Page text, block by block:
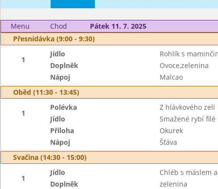
Menu Chod
Pátek 11. 7. 2025
Přesnídávka (9:00 - 9:30)
1
Jídlo
Rohlík s
Doplněk
Ovoce,zelenina
Nápoj
Malcao
Oběd (11:30 - 13:45)
1
Polévka
Z hlávkového zelí
Jídlo
Smažené rybí
Příloha
Okurek
Nápoj
Šťáva
Svačina (14:30 - 15:00)
1
Jídlo
Chléb s máslem
Doplněk
zelenina